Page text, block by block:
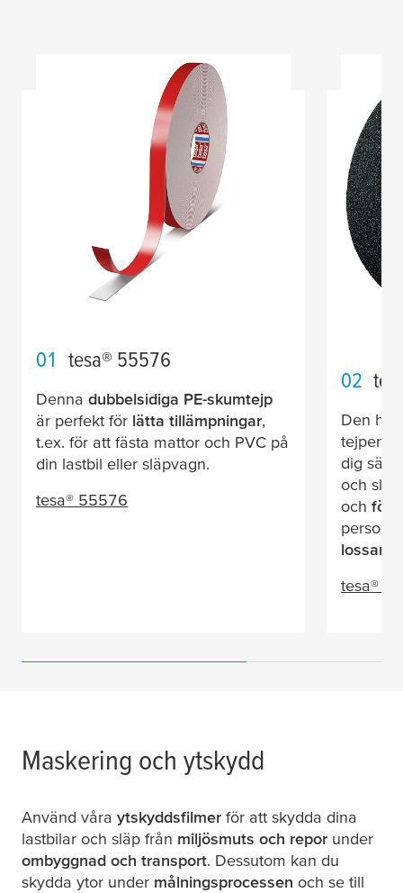
01 tesa® 55576
Denna dubbelsidiga PE-skumtejp
är perfekt för lätta tillämpningar,
t.ex. för att fästa mattor och PVC på
din lastbil eller släpvagn.
tesa® 55576
02
Den här
tejpens
dig
och
och
lossar
tesa®
Maskering och ytskydd
Använd våra ytskyddsfilmer för att skydda dina
lastbilar och släp från miljösmuts och repor under
ombyggnad och transport. Dessutom kan du
skydda ytor under målningsprocessen och se till